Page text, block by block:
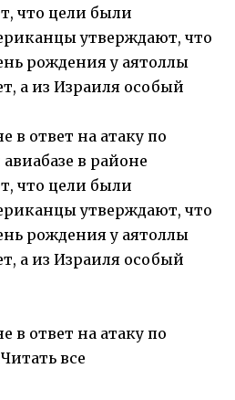
что цели были
утверждают, что
рождения у аятоллы
а из Израиля особый
в ответ на атаку по
в районе
что цели были
утверждают, что
рождения у аятоллы
а из Израиля особый
в ответ на атаку по
все